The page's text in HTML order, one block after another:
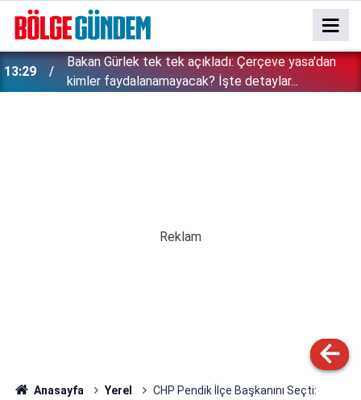
13:29
Bakan Gürlek tek tek açıkladı: Çerçeve yasa'dan
kimler faydalanamayacak? İşte detaylar...
Anasayfa Yerel
CHP Pendik İlçe Başkanını Seçti: